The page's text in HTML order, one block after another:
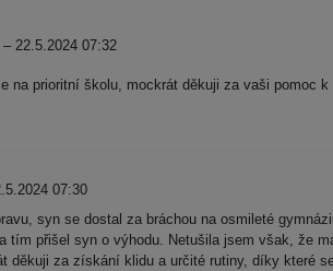
22.5.2024 07:32
na prioritní školu, mockrát děkuji za vaši pomoc
07:30
syn se dostal za bráchou na osmileté
tím přišel syn o výhodu. Netušila jsem však, že
děkuji za získání klidu a určité rutiny, díky které